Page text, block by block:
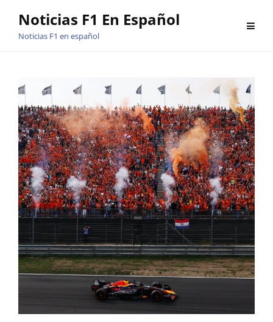
Noticias F1 En Español
Noticias F1 en español